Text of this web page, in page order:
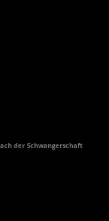
der Schwangerschaft